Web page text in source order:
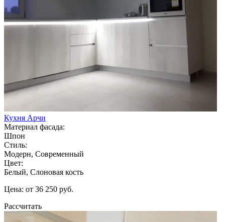
Кухня Арчи
Материал фасада:
Шпон
Стиль:
Модерн, Современный
Цвет:
Белый, Слоновая кость
Цена: от 36 250 руб.
Рассчитать